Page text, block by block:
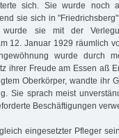
sich. Sie wurde noch
sie sich in
sie mit der
12. Januar 1929 räumlich
wurde durch
ihrer Freude am Essen aß
Oberkörper, wandte ihr
Sie sprach meist
Beschäftigungen
eingesetzter Pfleger